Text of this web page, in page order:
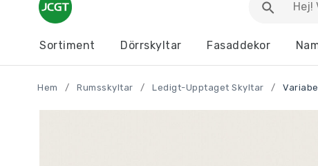
Sortiment
Informationstavlor
Kartor
Dörrskyltar Fasaddekor
Hem / Rumsskyltar / Ledigt-Upptaget Skyltar /